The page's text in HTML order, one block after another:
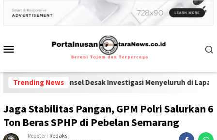
Trending News
Desak Investigasi Menyeluruh di Lapas Pamekasan-
Jaga Stabilitas Pangan, GPM Polri Salurkan 6
Ton Beras SPHP di Pebelan Semarang
Repoter : Redaksi